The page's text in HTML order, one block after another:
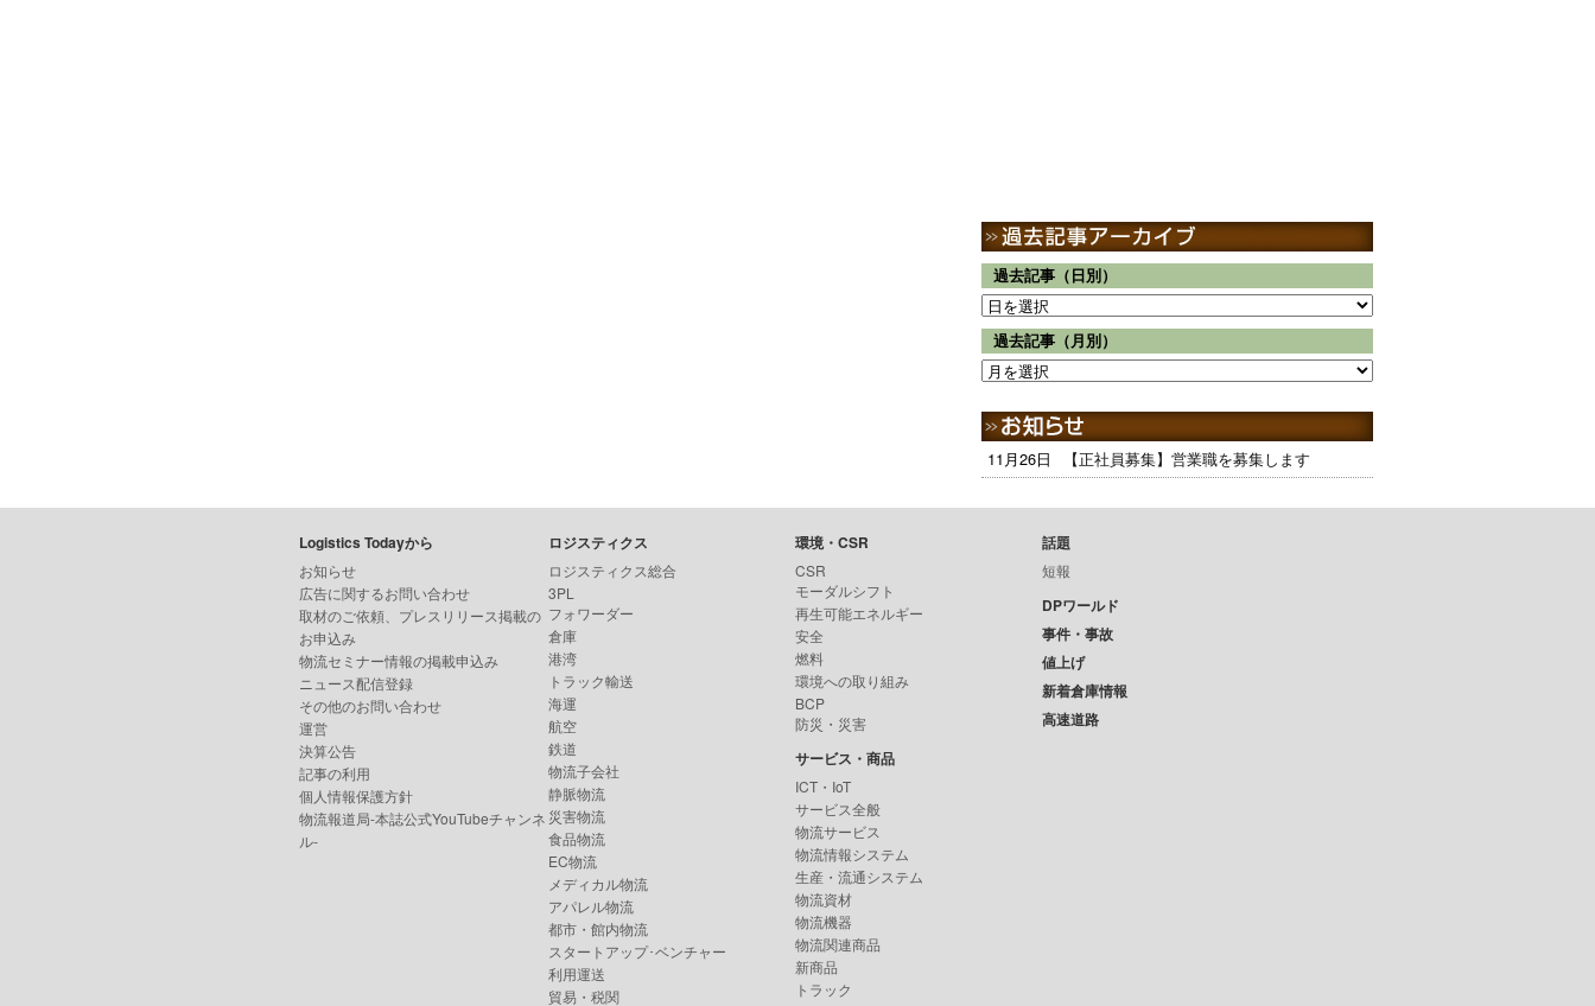
過去記事（日別）
過去記事（月別）
11月26日 【正社員募集】営業職を募集します
Logistics Todayから
お知らせ
広告に関するお問い合わせ
取材のご依頼、プレスリリース掲載の
お申込み
物流セミナー情報の掲載申込み
ニュース配信登録
その他のお問い合わせ
運営
決算公告
記事の利用
個人情報保護方針
物流報道局-本誌公式YouTubeチャンネ
ル-
ロジスティクス
ロジスティクス総合
3PL
フォワーダー
倉庫
港湾
トラック輸送
海運
航空
鉄道
物流子会社
静脈物流
災害物流
食品物流
EC物流
メディカル物流
アパレル物流
都市・館内物流
スタートアップ･ベンチャー
利用運送
貿易・税関
環境・CSR
CSR
モーダルシフト
再生可能エネルギー
安全
燃料
環境への取り組み
BCP
防災・災害
サービス・商品
ICT・IoT
サービス全般
物流サービス
物流情報システム
生産・流通システム
物流資材
物流機器
物流関連商品
新商品
トラック
話題
短報
DPワールド
事件・事故
値上げ
新着倉庫情報
高速道路